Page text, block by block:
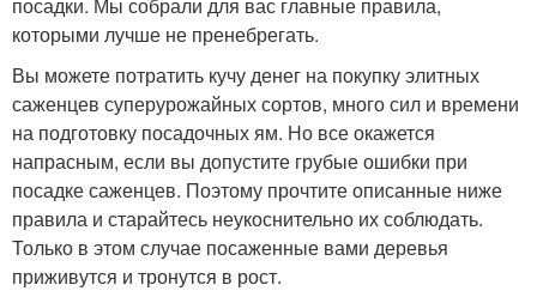
которыми лучше не пренебрегать.
Вы можете потратить кучу денег на покупку элитных
саженцев суперурожайных сортов, много сил и времени
на подготовку посадочных ям. Но все окажется
напрасным, если вы допустите грубые ошибки при
посадке саженцев. Поэтому прочтите описанные ниже
правила и старайтесь неукоснительно их соблюдать.
Только в этом случае посаженные вами деревья
приживутся и тронутся в рост.